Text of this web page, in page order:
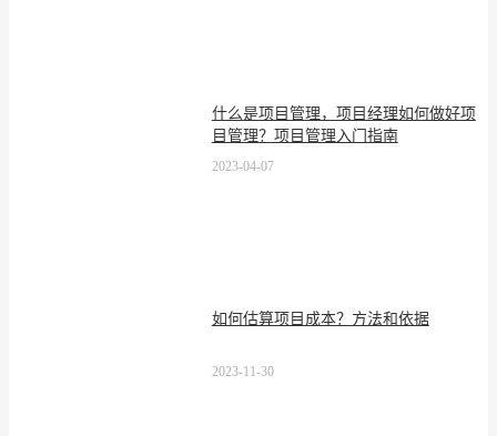
什么是项目管理，项目经理如何做好项
目管理？项目管理入门指南
2023-04-07
如何估算项目成本？方法和依据
2023-11-30